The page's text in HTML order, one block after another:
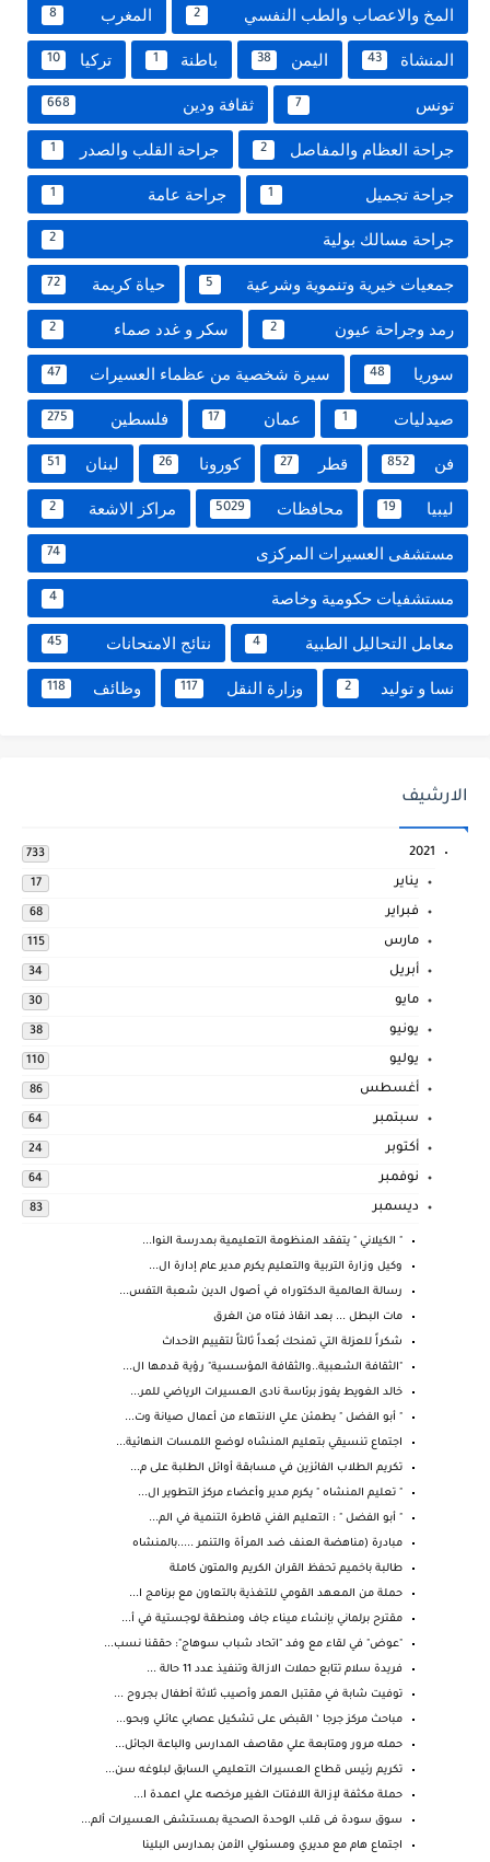
المخ والاعصاب والطب النفسي 2 المغرب 8
المنشاة 43 اليمن 38 باطنة 1 تركيا 10
تونس 7 ثقافة ودين 668
جراحة العظام والمفاصل 2 جراحة القلب والصدر 1
جراحة تجميل 1 جراحة عامة 1
جراحة مسالك بولية 2
جمعيات خيرية وتنموية وشرعية 5 حياة كريمة 72
رمد وجراحة عيون 2 سكر و غدد صماء 2
سوريا 48 سيرة شخصية من عظماء العسيرات 47
صيدليات 1 عمان 17 فلسطين 275
فن 852 قطر 27 كورونا 26 لبنان 51
ليبيا 19 محافظات 5029 مراكز الاشعة 2
مستشفى العسيرات المركزى 74
مستشفيات حكومية وخاصة 4
معامل التحاليل الطبية 4 نتائج الامتحانات 45
نسا و توليد 2 وزارة النقل 117 وظائف 118
الارشيف
2021
733
يناير 17
فبراير 68
مارس 115
أبريل 34
مايو 30
يونيو 38
يوليو 110
أغسطس 86
سبتمبر 64
أكتوبر 24
نوفمبر 64
ديسمبر 83
" الكيلاني " يتفقد المنظومة التعليمية بمدرسة النوا...
وكيل وزارة التربية والتعليم يكرم مدير عام إدارة ال...
رسالة العالمية الدكتوراه في أصول الدين شعبة التفس...
مات البطل ... بعد انقاذ فتاه من الغرق
شكراً للعزلة التي تمنحك بُعداً ثالثاً لتقييم الأحداث
"الثقافة الشعبية..والثقافة المؤسسية" رؤية قدمها ال...
خالد الغويط يفوز برئاسة نادى العسيرات الرياضي للمر...
" أبو الفضل " يطمئن علي الانتهاء من أعمال صيانة وت...
اجتماع تنسيقي بتعليم المنشاه لوضع اللمسات النهائية...
تكريم الطلاب الفائزين في مسابقة أوائل الطلبة على م...
" تعليم المنشاه " يكرم مدير وأعضاء مركز التطوير ال...
" أبو الفضل " : التعليم الفني قاطرة التنمية في الم...
مبادرة (مناهضة العنف ضد المرأة والتنمر .....بالمنشاه
طالبة باخميم تحفظ القران الكريم والمتون كاملة
حملة من المعهد القومي للتغذية بالتعاون مع برنامج ا...
مقترح برلماني بإنشاء ميناء جاف ومنطقة لوجستية في أ...
"عوض" في لقاء مع وفد "اتحاد شباب سوهاج": حققنا نسب...
فريدة سلام تتابع حملات الازالة وتنفيذ عدد 11 حالة ...
توفيت شابة في مقتبل العمر وأصيب ثلاثة أطفال بجروح ...
مباحث مركز جرجا ‘ القبض على تشكيل عصابي عائلي وبحو...
حمله مرور ومتابعة علي مقاصف المدارس والباعة الجائل...
تكريم رئيس قطاع العسيرات التعليمي السابق لبلوغه سن...
حملة مكثفة لإزالة اللافتات الغير مرخصه علي اعمدة ا...
سوق سودة فى قلب الوحدة الصحية بمستشفى العسيرات ألم...
اجتماع هام مع مديري ومسئولي الأمن بمدارس البلينا